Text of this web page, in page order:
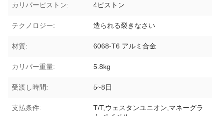
カリパーピストン: 4ピストン
テクノロジー: 造られる裂きなさい
材質: 6068-T6 アルミ合金
カリパー重量: 5.8kg
受渡し時間: 5~8日
支払条件:
T/T,ウェスタンユニオン,マネーグラ